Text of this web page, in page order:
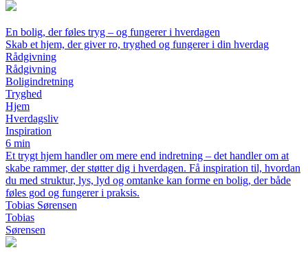
En bolig, der føles tryg – og fungerer i hverdagen
Skab et hjem, der giver ro, tryghed og fungerer i din hverdag
Rådgivning
Rådgivning
Boligindretning
Tryghed
Hjem
Hverdagsliv
Inspiration
6 min
Et trygt hjem handler om mere end indretning – det handler om at
skabe rammer, der støtter dig i hverdagen. Få inspiration til, hvordan
du med struktur, lys, lyd og omtanke kan forme en bolig, der både
føles god og fungerer i praksis.
Tobias Sørensen
Tobias
Sørensen